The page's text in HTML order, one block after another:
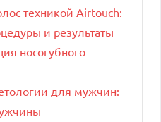
техникой Airtouch:
и результаты
носогубного
для мужчин: